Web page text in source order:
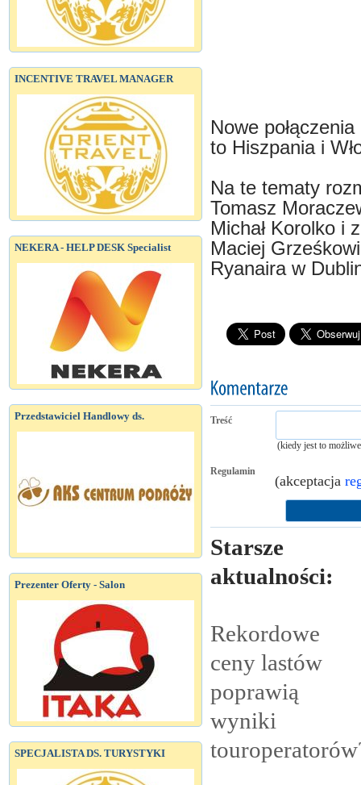
INCENTIVE TRAVEL MANAGER
NEKERA - HELP DESK Specialist
Przedstawiciel Handlowy ds.
Prezenter Oferty - Salon
SPECJALISTA DS. TURYSTYKI
Nowe
to Hiszpania i
Na te tematy
Tomasz
Michał Korolko i
Maciej
Ryanaira w
Treść
(kiedy jest to
Regulamin
(akceptacja
Starsze
aktualności:
Rekordowe
ceny lastów
poprawią
wyniki